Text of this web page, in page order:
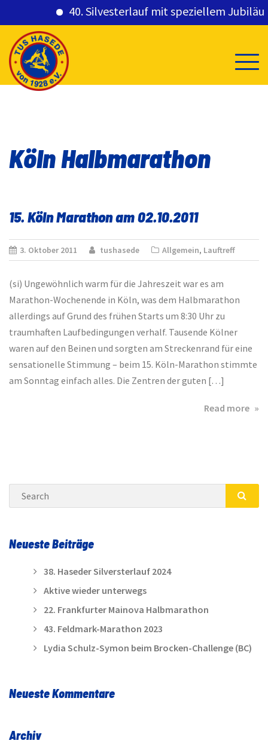
40. Silvesterlauf mit speziellem
content
Köln Halbmarathon
15. Köln Marathon am 02.10.2011
3. Oktober 2011 tushasede Allgemein, Lauftreff
(si) Ungewöhnlich warm für die Jahreszeit war es am
Marathon-Wochenende in Köln, was dem Halbmarathon
allerdings auf Grund des frühen Starts um 8:30 Uhr zu
traumhaften Laufbedingungen verhalf. Tausende Kölner
waren auf den Beinen und sorgten am Streckenrand für eine
sensationelle Stimmung – beim 15. Köln-Marathon stimmte
am Sonntag einfach alles. Die Zentren der guten […]
Read more
Search
Neueste Beiträge
38. Haseder Silversterlauf 2024
Aktive wieder unterwegs
22. Frankfurter Mainova Halbmarathon
43. Feldmark-Marathon 2023
Lydia Schulz-Symon beim Brocken-Challenge (BC)
Neueste Kommentare
Archiv